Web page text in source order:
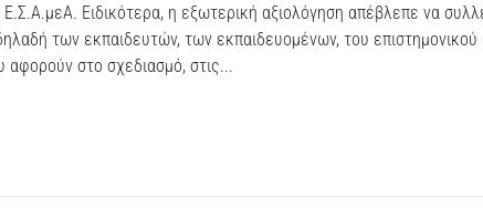
Ειδικότερα, η εξωτερική αξιολόγηση απέβλεπε να
των εκπαιδευτών, των εκπαιδευομένων, του επιστημονικού
αφορούν στο σχεδιασμό, στις...